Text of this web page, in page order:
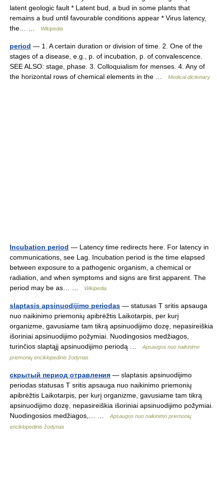
latent geologic fault * Latent bud, a bud in some plants that
remains a bud until favourable conditions appear * Virus latency,
the… …
Wikipedia
period — 1. A certain duration or division of time. 2. One of the
stages of a disease, e.g., p. of incubation, p. of convalescence.
SEE ALSO: stage, phase. 3. Colloquialism for menses. 4. Any of
the horizontal rows of chemical elements in the …
Medical dictionary
Incubation period — Latency time redirects here. For latency in
communications, see Lag. Incubation period is the time elapsed
between exposure to a pathogenic organism, a chemical or
radiation, and when symptoms and signs are first apparent. The
period may be as… …
Wikipedia
slaptasis apsinuodijimo periodas — statusas T sritis apsauga
nuo naikinimo priemonių apibrėžtis Laikotarpis, per kurį
organizme, gavusiame tam tikrą apsinuodijimo dozę, nepasireiškia
išoriniai apsinuodijimo požymiai. Nuodingosios medžiagos,
turinčios slaptąjį apsinuodijimo periodą …
Apsaugos nuo naikinimo
priemonių enciklopedinis žodynas
скрытый период отравления — slaptasis apsinuodijimo
periodas statusas T sritis apsauga nuo naikinimo priemonių
apibrėžtis Laikotarpis, per kurį organizme, gavusiame tam tikrą
apsinuodijimo dozę, nepasireiškia išoriniai apsinuodijimo požymiai.
Nuodingosios medžiagos,… …
Apsaugos nuo naikinimo priemonių
enciklopedinis žodynas